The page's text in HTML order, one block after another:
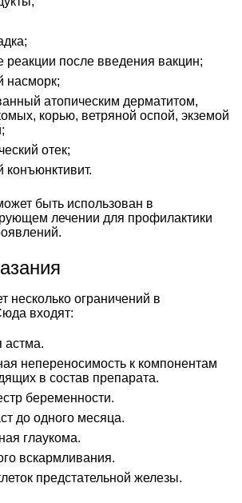
реакции после введения вакцин;
насморк;
атопическим дерматитом,
корью, ветряной оспой, экземой
отек;
конъюнктивит.
быть использован в
лечении для профилактики
несколько ограничений в
входят:
астма.
непереносимость к компонентам
в состав препарата.
беременности.
до одного месяца.
глаукома.
вскармливания.
предстательной железы.